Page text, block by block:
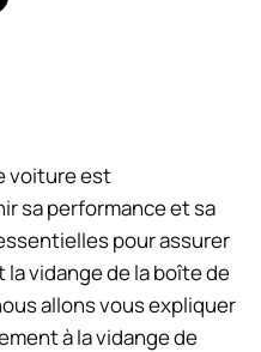
voiture est
sa performance et sa
pour assurer
vidange de la boîte de
allons vous expliquer
à la vidange de